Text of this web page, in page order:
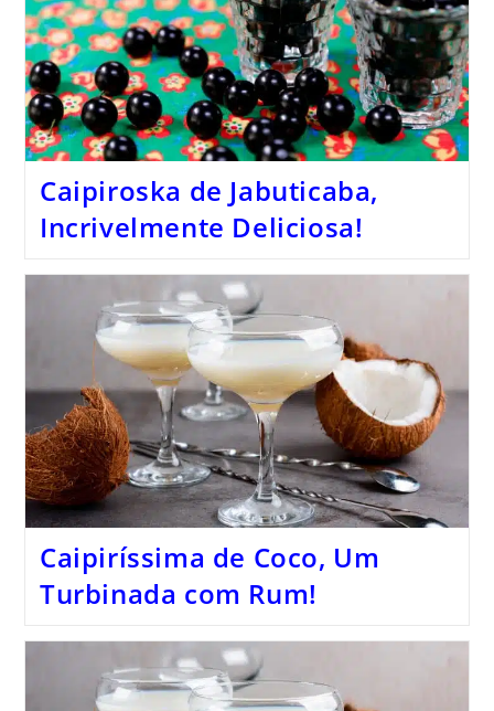
Caipiroska de Jabuticaba,
Incrivelmente Deliciosa!
Caipiríssima de Coco, Um
Turbinada com Rum!